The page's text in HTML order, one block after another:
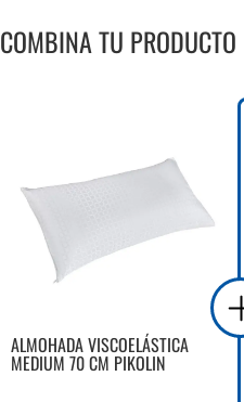
COMBINA TU PRODUCTO
ALMOHADA VISCOELÁSTICA
MEDIUM 70 CM PIKOLIN